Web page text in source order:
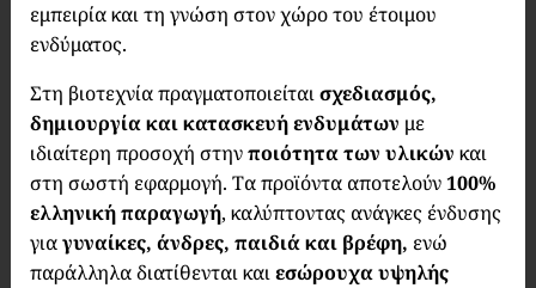
εμπειρία και τη γνώση στον χώρο του έτοιμου
ενδύματος.
Στη βιοτεχνία πραγματοποιείταισχεδιασμός,
δημιουργία και κατασκευή ενδυμάτων με
ιδιαίτερη προσοχή στηνποιότητα των υλικών και
στη σωστή εφαρμογή. Τα προϊόντα αποτελούν100%
ελληνική παραγωγή, καλύπτοντας ανάγκες ένδυσης
γιαγυναίκες, άνδρες, παιδιά και βρέφη, ενώ
παράλληλα διατίθενται καιεσώρουχα υψηλής